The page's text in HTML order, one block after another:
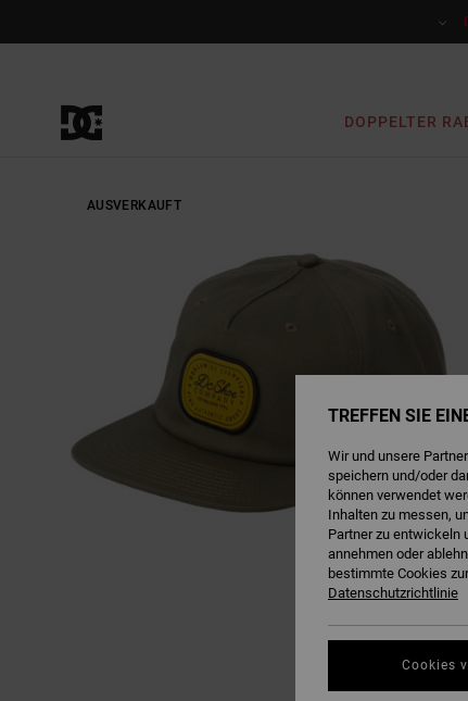
DOPPELTER
AUSVERKAUFT
TREFFEN SIE
Wir und unsere
speichern und/oder
können verwendet
Inhalten zu messen,
Partner zu entwickeln
annehmen oder
bestimmte Cookies
Datenschutzrichtlinie
Cookies